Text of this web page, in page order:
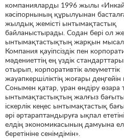
компанияларды 1996 жылы
кәсіпорнының құрылуынан
жылдық жемісті ынтымақтастық
байланыстырады. Содан бері ол
ынтымақтастықтың жарқын
Компания қауіпсіздік пен
мәдениеттің ең үздік
отырып, корпоративтік әлеуметтік
жауапкершіліктің жоғары деңгейін
Сонымен қатар, уран өндіру өзара
ынтымақтастықтың жалғыз
іскерлік кеңес ынтымақтастық
әрі әртараптандыруға ықпал
елдің экономикасының дамуына
беретініне сенімдімін».